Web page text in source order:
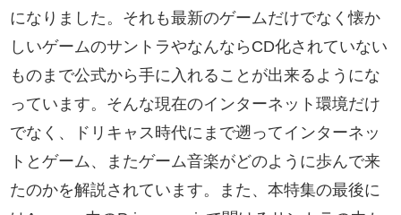
になりました。それも最新のゲームだけでなく懐か
しいゲームのサントラやなんならCD化されていない
ものまで公式から手に入れることが出来るようにな
っています。そんな現在のインターネット環境だけ
でなく、ドリキャス時代にまで遡ってインターネッ
トとゲーム、またゲーム音楽がどのように歩んで来
たのかを解説されています。また、本特集の最後に